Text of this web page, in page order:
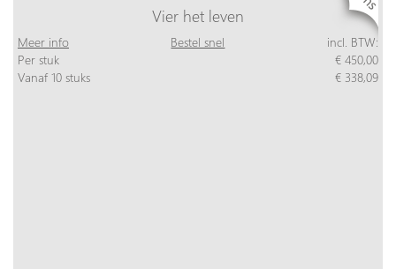
Vier het leven
Meer info Bestel snel
incl. BTW:
Per stuk
€ 450,00
Vanaf 10 stuks
€ 338,09